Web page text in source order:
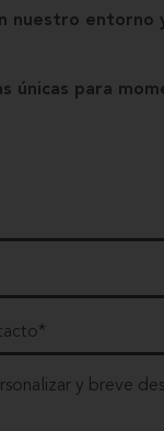
nuestro entorno
únicas para